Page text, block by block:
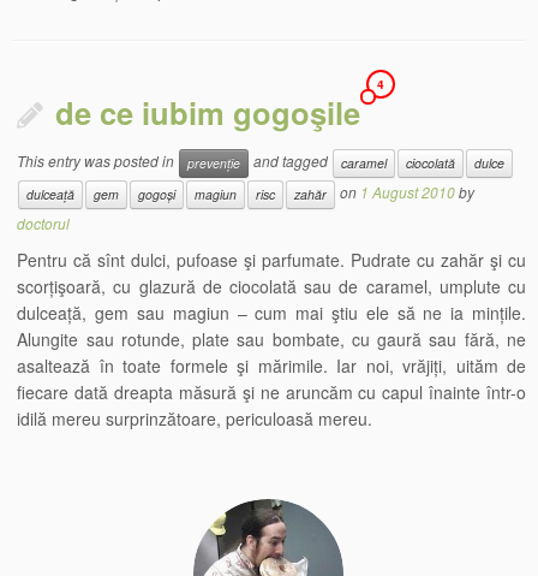
de ce iubim gogoşile
4
This entry was posted in prevenție and tagged caramel ciocolată
dulce
dulceață
gem gogoși magiun risc zahăr on 1 August 2010by
doctorul
Pentru că sînt dulci, pufoase şi parfumate. Pudrate cu zahăr şi cu
scorțişoară, cu glazură de ciocolată sau de caramel, umplute cu
dulceață, gem sau magiun – cum mai ştiu ele să ne ia mințile.
Alungite sau rotunde, plate sau bombate, cu gaură sau fără, ne
asaltează în toate formele şi mărimile. Iar noi, vrăjiți, uităm de
fiecare dată dreapta măsură şi ne aruncăm cu capul înainte într-o
idilă mereu surprinzătoare, periculoasă mereu.